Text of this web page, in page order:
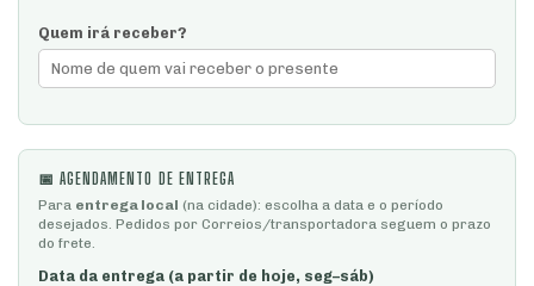
Quem irá receber?
📅 AGENDAMENTO DE ENTREGA
Para entrega local (na cidade): escolha a data e o período
desejados. Pedidos por Correios/transportadora seguem o prazo
do frete.
Data da entrega (a partir de hoje, seg–sáb)